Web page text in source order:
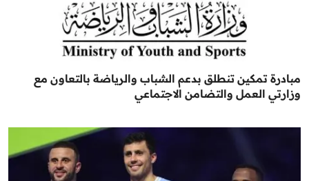
مبادرة تمكين تنطلق بدعم الشباب والرياضة بالتعاون مع
وزارتي العمل والتضامن الاجتماعي